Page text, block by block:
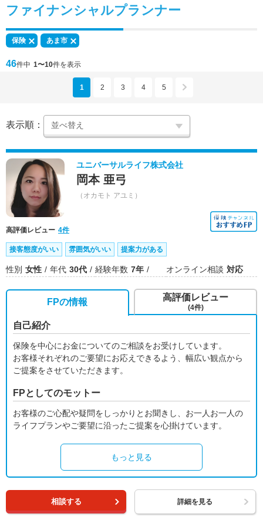
ファイナンシャルプランナー
保険 あま市
46件中 1〜10件を表示
1 2 3 4 5
表示順：
ユニバーサルライフ株式会社
岡本 亜弓
（オカモト アユミ）
高評価レビュー 4件
接客態度がいい 雰囲気がいい 提案力がある
性別 女性 年代 30代 経験年数 7年 オンライン相談 対応
FPの情報
自己紹介
保険を中心にお金についてのご相談をお受けしています。
お客様それぞれのご要望にお応えできるよう、幅広い観点から
ご提案をさせていただきます。
FPとしてのモットー
お客様のご心配や疑問をしっかりとお聞きし、お一人お一人の
ライフプランやご要望に沿ったご提案を心掛けています。
もっと見る
高評価レビュー
(4件)
相談する 詳細を見る